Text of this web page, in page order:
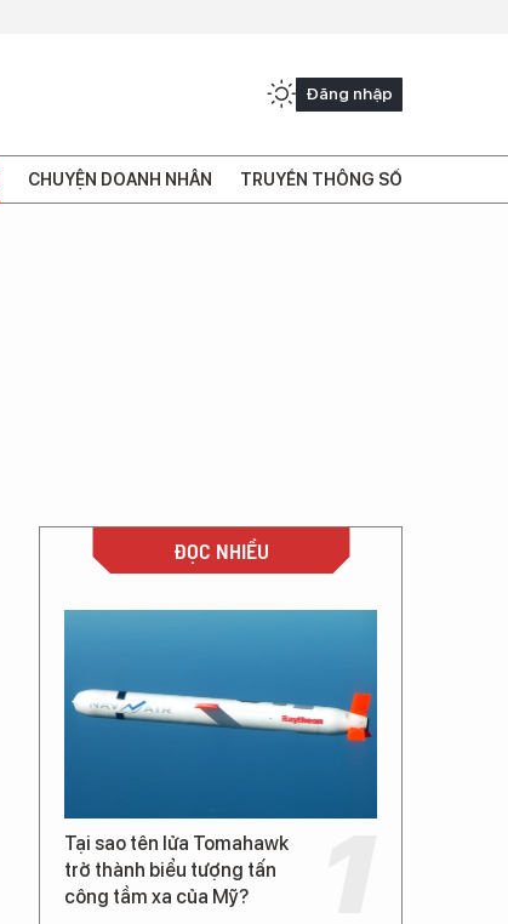
Đăng nhập
CHUYỆN DOANH NHÂN TRUYỀN THÔNG SỐ
ĐỌC NHIỀU
Tại sao tên lửa Tomahawk
trở thành biểu tượng tấn
công tầm xa của Mỹ?